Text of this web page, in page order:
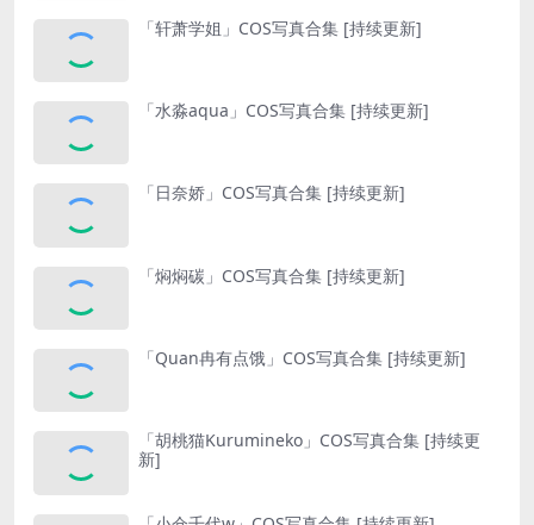
「轩萧学姐」COS写真合集 [持续更新]
「水淼aqua」COS写真合集 [持续更新]
「日奈娇」COS写真合集 [持续更新]
「焖焖碳」COS写真合集 [持续更新]
「Quan冉有点饿」COS写真合集 [持续更新]
「胡桃猫Kurumineko」COS写真合集 [持续更
新]